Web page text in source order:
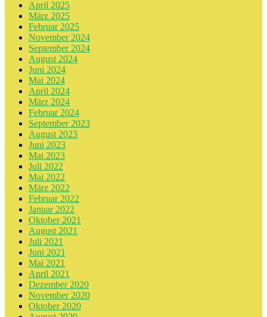
April 2025
März 2025
Februar 2025
November 2024
September 2024
August 2024
Juni 2024
Mai 2024
April 2024
März 2024
Februar 2024
September 2023
August 2023
Juni 2023
Mai 2023
Juli 2022
Mai 2022
März 2022
Februar 2022
Januar 2022
Oktober 2021
August 2021
Juli 2021
Juni 2021
Mai 2021
April 2021
Dezember 2020
November 2020
Oktober 2020